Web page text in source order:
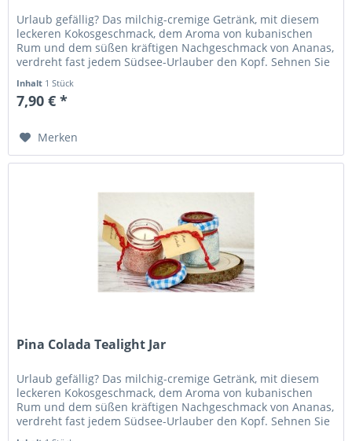
Urlaub gefällig? Das milchig-cremige Getränk, mit diesem
leckeren Kokosgeschmack, dem Aroma von kubanischen
Rum und dem süßen kräftigen Nachgeschmack von Ananas,
verdreht fast jedem Südsee-Urlauber den Kopf. Sehnen Sie
Inhalt 1 Stück
7,90 € *
Merken
Pina Colada Tealight Jar
Urlaub gefällig? Das milchig-cremige Getränk, mit diesem
leckeren Kokosgeschmack, dem Aroma von kubanischen
Rum und dem süßen kräftigen Nachgeschmack von Ananas,
verdreht fast jedem Südsee-Urlauber den Kopf. Sehnen Sie